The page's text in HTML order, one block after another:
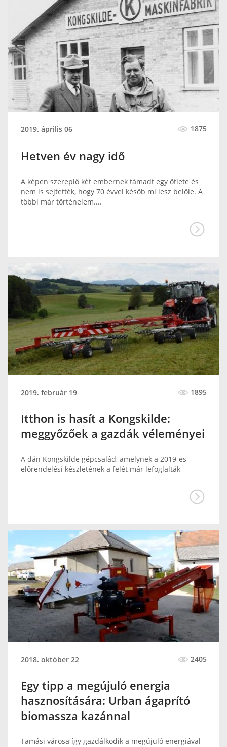
2019. április 06 1875
Hetven év nagy idő
A képen szereplő két embernek támadt egy ötlete és
nem is sejtették, hogy 70 évvel későb mi lesz belőle. A
többi már történelem....
2019. február 19 1895
Itthon is hasít a Kongskilde:
meggyőzőek a gazdák véleményei
A dán Kongskilde gépcsalád, amelynek a 2019-es
előrendelési készletének a felét már lefoglalták
2018. október 22 2405
Egy tipp a megújuló energia
hasznosítására: Urban ágaprító
biomassza kazánnal
Tamási városa így gazdálkodik a megújuló energiával